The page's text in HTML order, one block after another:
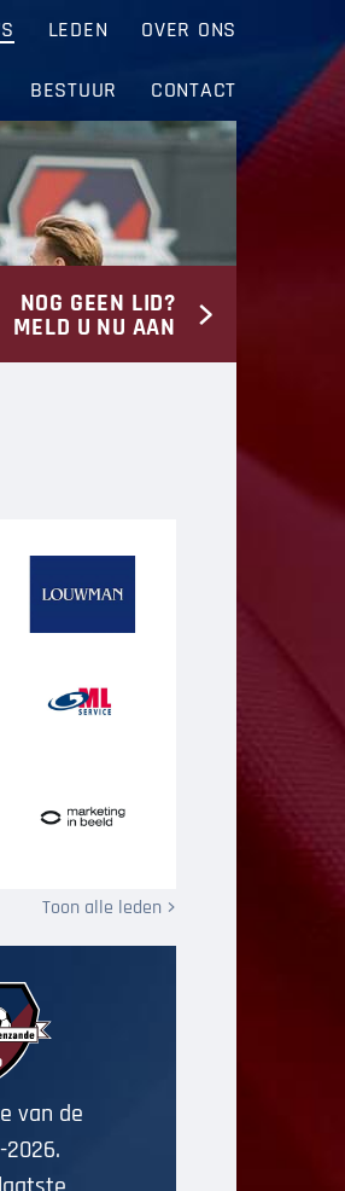
LEDEN OVER ONS
BESTUUR CONTACT
NOG GEEN LID?
MELD U NU AAN
Toon alle leden
van de